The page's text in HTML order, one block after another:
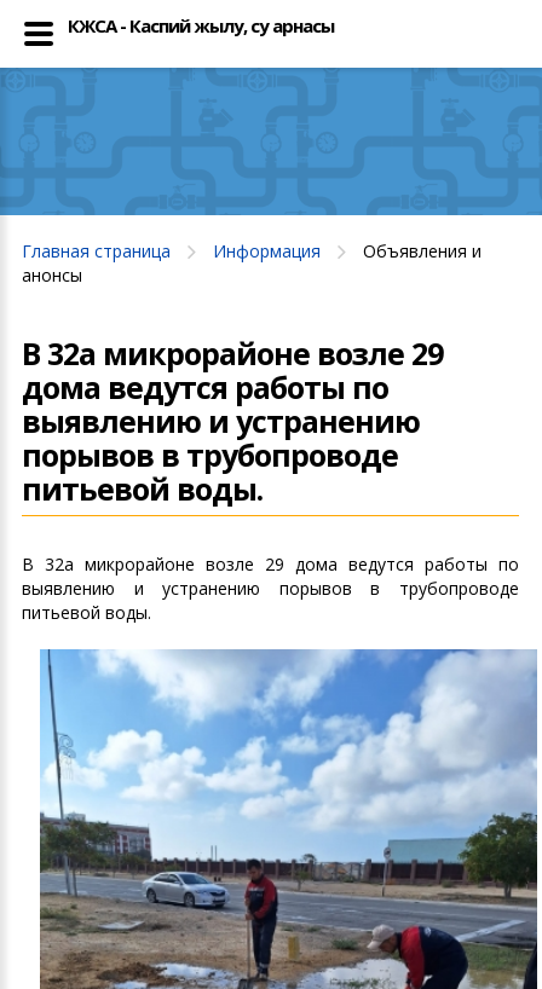
Главная страница Информация
Объявления и
анонсы
В 32а микрорайоне возле 29
дома ведутся работы по
выявлению и устранению
порывов в трубопроводе
питьевой воды.
В 32а микрорайоне возле 29 дома ведутся работы по
выявлению и устранению порывов в трубопроводе
питьевой воды.
КЖСА - Каспий жылу, су арнасы